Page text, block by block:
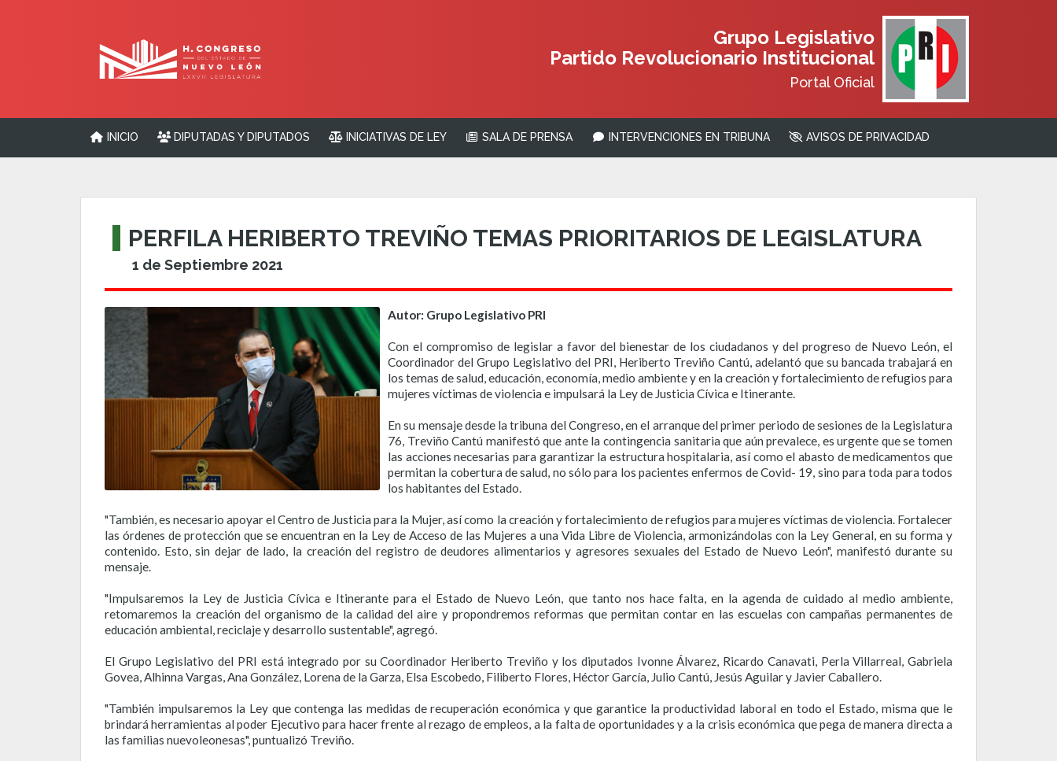
Grupo Legislativo
Partido Revolucionario Institucional
Portal Oficial
INICIO DIPUTADAS Y DIPUTADOS INICIATIVAS DE LEY SALA DE PRENSA INTERVENCIONES EN TRIBUNA AVISOS DE PRIVACIDAD
PERFILA HERIBERTO TREVIÑO TEMAS PRIORITARIOS DE LEGISLATURA
1 de Septiembre 2021
Autor: Grupo Legislativo PRI
Con el compromiso de legislar a favor del bienestar de los ciudadanos y del progreso de Nuevo León, el
Coordinador del Grupo Legislativo del PRI, Heriberto Treviño Cantú, adelantó que su bancada trabajará en
los temas de salud, educación, economía, medio ambiente y en la creación y fortalecimiento de refugios para
mujeres víctimas de violencia e impulsará la Ley de Justicia Cívica e Itinerante.
En su mensaje desde la tribuna del Congreso, en el arranque del primer periodo de sesiones de la Legislatura
76, Treviño Cantú manifestó que ante la contingencia sanitaria que aún prevalece, es urgente que se tomen
las acciones necesarias para garantizar la estructura hospitalaria, así como el abasto de medicamentos que
permitan la cobertura de salud, no sólo para los pacientes enfermos de Covid- 19, sino para toda para todos
los habitantes del Estado.
"También, es necesario apoyar el Centro de Justicia para la Mujer, así como la creación y fortalecimiento de refugios para mujeres víctimas de violencia. Fortalecer
las órdenes de protección que se encuentran en la Ley de Acceso de las Mujeres a una Vida Libre de Violencia, armonizándolas con la Ley General, en su forma y
contenido. Esto, sin dejar de lado, la creación del registro de deudores alimentarios y agresores sexuales del Estado de Nuevo León", manifestó durante su
mensaje.
"Impulsaremos la Ley de Justicia Cívica e Itinerante para el Estado de Nuevo León, que tanto nos hace falta, en la agenda de cuidado al medio ambiente,
retomaremos la creación del organismo de la calidad del aire y propondremos reformas que permitan contar en las escuelas con campañas permanentes de
educación ambiental, reciclaje y desarrollo sustentable", agregó.
El Grupo Legislativo del PRI está integrado por su Coordinador Heriberto Treviño y los diputados Ivonne Álvarez, Ricardo Canavati, Perla Villarreal, Gabriela
Govea, Alhinna Vargas, Ana González, Lorena de la Garza, Elsa Escobedo, Filiberto Flores, Héctor García, Julio Cantú, Jesús Aguilar y Javier Caballero.
"También impulsaremos la Ley que contenga las medidas de recuperación económica y que garantice la productividad laboral en todo el Estado, misma que le
brindará herramientas al poder Ejecutivo para hacer frente al rezago de empleos, a la falta de oportunidades y a la crisis económica que pega de manera directa a
las familias nuevoleonesas", puntualizó Treviño.